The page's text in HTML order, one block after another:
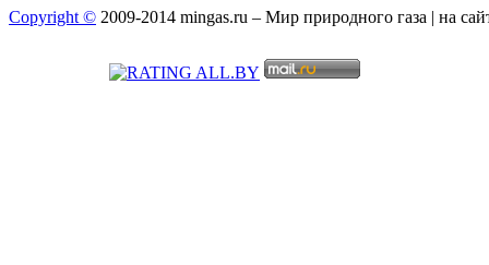
Copyright © 2009-2014 mingas.ru – Мир природного газа | на